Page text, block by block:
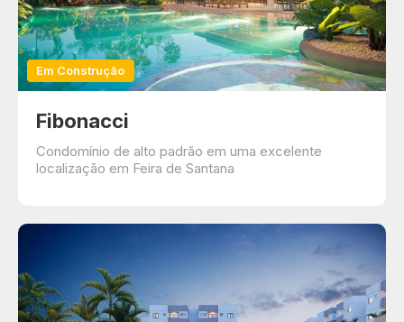
Em Construção
Fibonacci
Condomínio de alto padrão em uma excelente
localização em Feira de Santana